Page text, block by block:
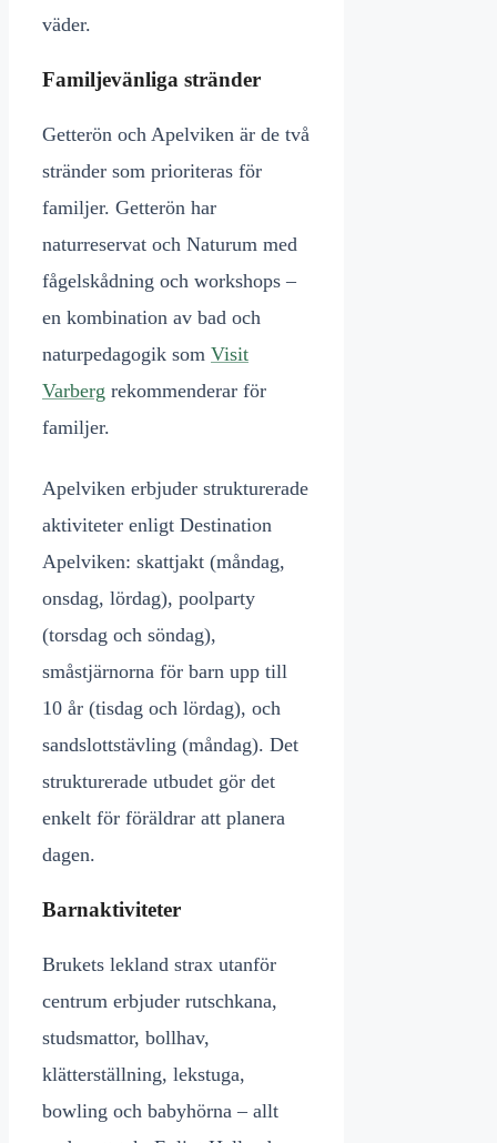
väder.
Familjevänliga stränder
Getterön och Apelviken är de två
stränder som prioriteras för
familjer. Getterön har
naturreservat och Naturum med
fågelskådning och workshops –
en kombination av bad och
naturpedagogik som Visit
Varberg rekommenderar för
familjer.
Apelviken erbjuder strukturerade
aktiviteter enligt Destination
Apelviken: skattjakt (måndag,
onsdag, lördag), poolparty
(torsdag och söndag),
småstjärnorna för barn upp till
10 år (tisdag och lördag), och
sandslottstävling (måndag). Det
strukturerade utbudet gör det
enkelt för föräldrar att planera
dagen.
Barnaktiviteter
Brukets lekland strax utanför
centrum erbjuder rutschkana,
studsmattor, bollhav,
klätterställning, lekstuga,
bowling och babyhörna – allt